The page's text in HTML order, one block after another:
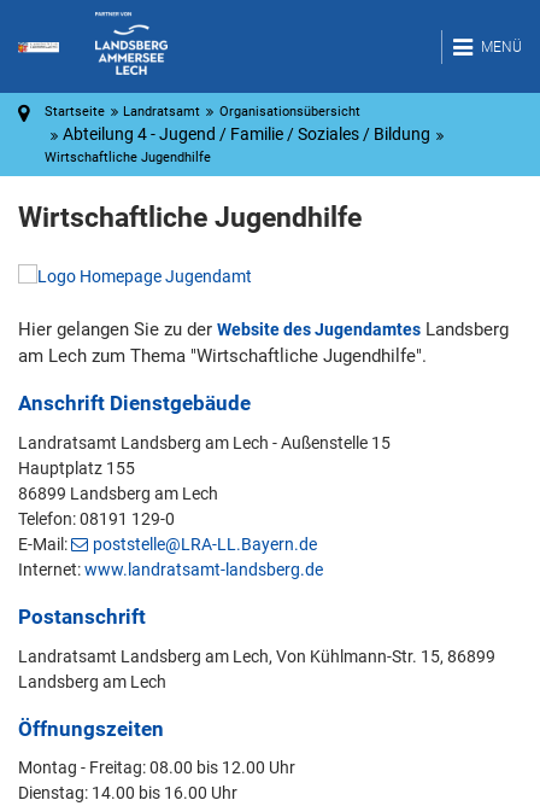
MENÜ
Startseite Landratsamt Organisationsübersicht
Abteilung 4 - Jugend / Familie / Soziales / Bildung
Wirtschaftliche Jugendhilfe
Wirtschaftliche Jugendhilfe
Hier gelangen Sie zu der Website des JugendamtesLandsberg
am Lech zum Thema "Wirtschaftliche Jugendhilfe".
Anschrift Dienstgebäude
Landratsamt Landsberg am Lech - Außenstelle 15
Hauptplatz 155
86899 Landsberg am Lech
Telefon: 08191 129-0
E-Mail:
poststelle@LRA-LL.Bayern.de
Internet:www.landratsamt-landsberg.de
Postanschrift
Landratsamt Landsberg am Lech, Von Kühlmann-Str. 15, 86899
Landsberg am Lech
Öffnungszeiten
Montag - Freitag: 08.00 bis 12.00 Uhr
Dienstag: 14.00 bis 16.00 Uhr